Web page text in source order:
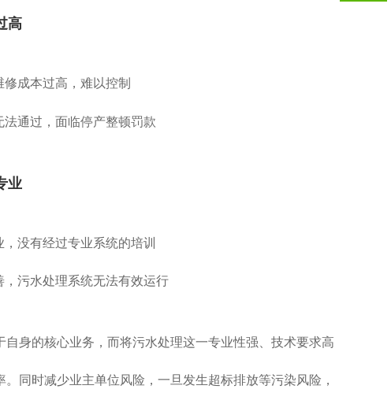
高
修成本过高，难以控制
法通过，面临停产整顿罚款
业
，没有经过专业系统的培训
，污水处理系统无法有效运行
身的核心业务，而将污水处理这一专业性强、技术要求高
同时减少业主单位风险，一旦发生超标排放等污染风险，